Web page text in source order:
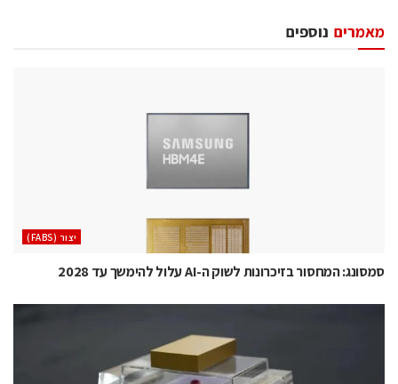
נוספים מאמרים
‫יצור (‪(FABS‬‬
סמסונג: המחסור בזיכרונות לשוק ה-AI עלול להימשך עד 2028